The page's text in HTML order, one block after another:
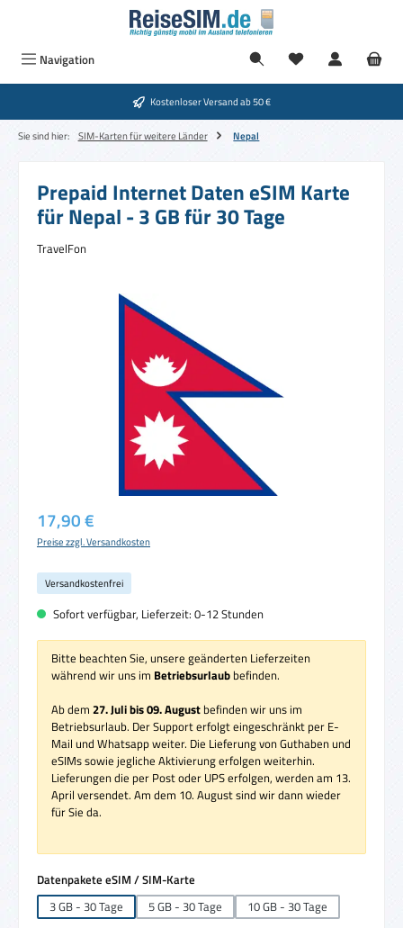
Zum Hauptinhalt springen
Navigation
Kostenloser Versand ab 50 €
Sie sind hier: SIM-Karten für weitere Länder Nepal
Prepaid Internet Daten eSIM Karte
für Nepal - 3 GB für 30 Tage
TravelFon
Bildergalerie überspringen
Regulärer Preis:
17,90 €
Preise zzgl. Versandkosten
Versandkostenfrei
Sofort verfügbar, Lieferzeit: 0-12 Stunden
Bitte beachten Sie, unsere geänderten Lieferzeiten
während wir uns im Betriebsurlaub befinden.
Ab dem 27. Juli bis 09. August befinden wir uns im
Betriebsurlaub. Der Support erfolgt eingeschränkt per E-
Mail und Whatsapp weiter. Die Lieferung von Guthaben und
eSIMs sowie jegliche Aktivierung erfolgen weiterhin.
Lieferungen die per Post oder UPS erfolgen, werden am 13.
April versendet. Am dem 10. August sind wir dann wieder
für Sie da.
Datenpakete eSIM / SIM-Karte
3 GB - 30 Tage
5 GB - 30 Tage
10 GB - 30 Tage